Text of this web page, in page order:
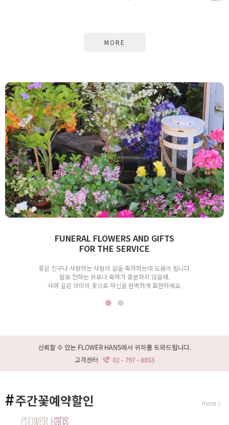
MORE
FUNERAL FLOWERS AND GIFTS
FOR THE SERVICE
꽃은 친구나 사랑하는 사람의 삶을 축하하는데 도움이 됩니다.
말로 전하는 위로나 축하가 충분하지 않을때,
사려 깊은 의미의 꽃으로 자신을 완벽하게 표현하세요.
#주간꽃예약할인 more >